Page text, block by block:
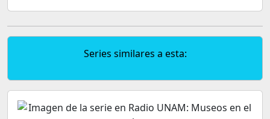
Series similares a esta: